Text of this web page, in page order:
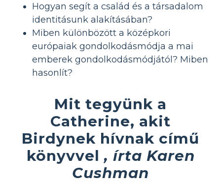
Hogyan segít a család és a társadalom
identitásunk alakításában?
Miben különbözött a középkori
európaiak gondolkodásmódja a mai
emberek gondolkodásmódjától? Miben
hasonlít?
Mit tegyünk a
Catherine, akit
Birdynek hívnak című
könyvvel , írta Karen
Cushman